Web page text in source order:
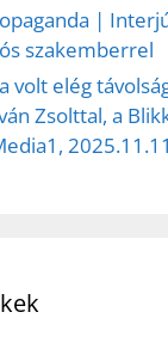
|
szakemberrel
volt elég
Zsolttal, a